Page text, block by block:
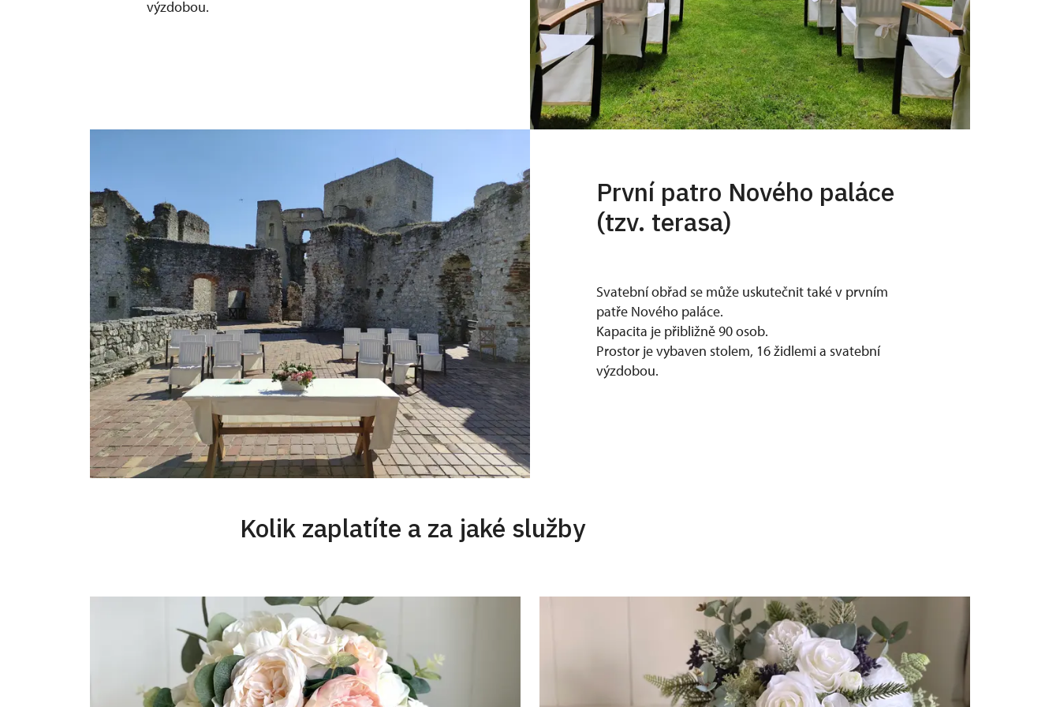
výzdobou.
První patro Nového paláce
(tzv. terasa)
Svatební obřad se může uskutečnit také v prvním
patře Nového paláce.
Kapacita je přibližně 90 osob.
Prostor je vybaven stolem, 16 židlemi a svatební
výzdobou.
Kolik zaplatíte a za jaké služby